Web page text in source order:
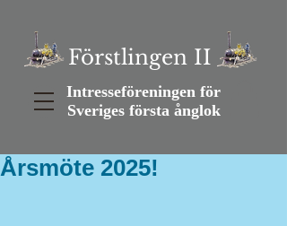
Förstlingen II
Intresseföreningen för
Sveriges första ånglok
Årsmöte 2025!